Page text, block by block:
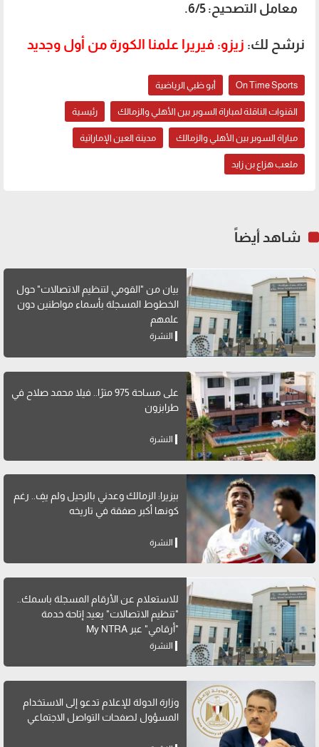
معامل التصحيح: 6/5.
نرشح لك: زيزو: فيريرا علمنا الكورة من أول وجديد
On Time Sports أبو ظبي الرياضية
القنوات الناقلة لمباراة السوبر بين الأهلي والزمالك رئيسية
مباراة السوبر بين الأهلي والزمالك مدينة العين الإماراتية
ملعب هزاع بن زايد
شاهد أيضاً
بيان من "القومي لتنظيم الاتصالات" حول
الخطوط المسجلة بأسماء مواطنين دون
علمهم
النشرة
على مساحة 975 مترًا.. فيلا محمد صلاح في
طرابزون
النشرة
بيزيرا: الزمالك وعدني بالرحيل ولم يفِ.. رغم
كونها أكبر صفقة في تاريخه
النشرة
للاستعلام عن الأرقام المسجلة باسمك..
"تنظيم الاتصالات" يعيد إتاحة خدمة
"أرقامي" عبر My NTRA
النشرة
وزارة الدولة للإعلام تدعو إلى الاستخدام
المسؤول لصفحات التواصل الاجتماعي